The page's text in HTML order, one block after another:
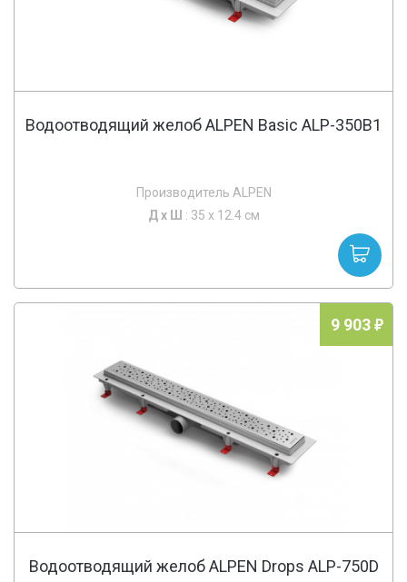
Водоотводящий желоб ALPEN Basic ALP-350B1
Производитель ALPEN
Д х Ш : 35 x 12.4 см
9 903
Водоотводящий желоб ALPEN Drops ALP-750D